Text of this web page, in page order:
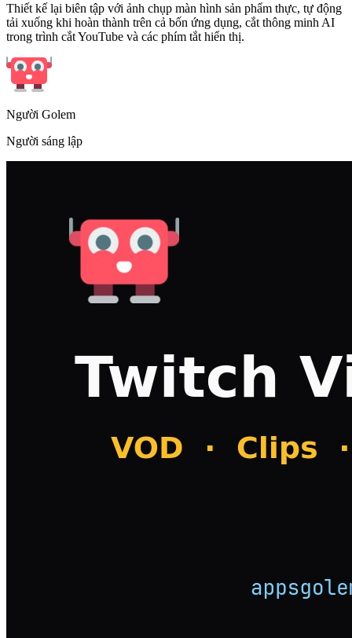
Thiết kế lại biên tập với ảnh chụp màn hình sản phẩm thực, tự động
tải xuống khi hoàn thành trên cả bốn ứng dụng, cắt thông minh AI
trong trình cắt YouTube và các phím tắt hiển thị.
Người Golem
Người sáng lập